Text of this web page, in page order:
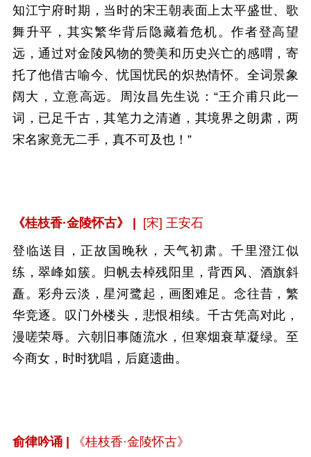
知江宁府时期，当时的宋王朝表面上太平盛世、歌
舞升平，其实繁华背后隐藏着危机。作者登高望
远，通过对金陵风物的赞美和历史兴亡的感喟，寄
托了他借古喻今、忧国忧民的炽热情怀。全词景象
阔大，立意高远。周汝昌先生说：“王介甫只此一
词，已足千古，其笔力之清遒，其境界之朗肃，两
宋名家竟无二手，真不可及也！”
《桂枝香·金陵怀古》 |
[宋] 王安石
登临送目，正故国晚秋，天气初肃。千里澄江似
练，翠峰如簇。归帆去棹残阳里，背西风、酒旗斜
矗。彩舟云淡，星河鹭起，画图难足。念往昔，繁
华竞逐。叹门外楼头，悲恨相续。千古凭高对此，
漫嗟荣辱。六朝旧事随流水，但寒烟衰草凝绿。至
今商女，时时犹唱，后庭遗曲。
俞律吟诵 | 《桂枝香·金陵怀古》